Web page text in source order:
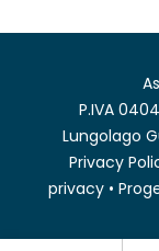
P.IVA
Lungolago
Privacy
privacy•